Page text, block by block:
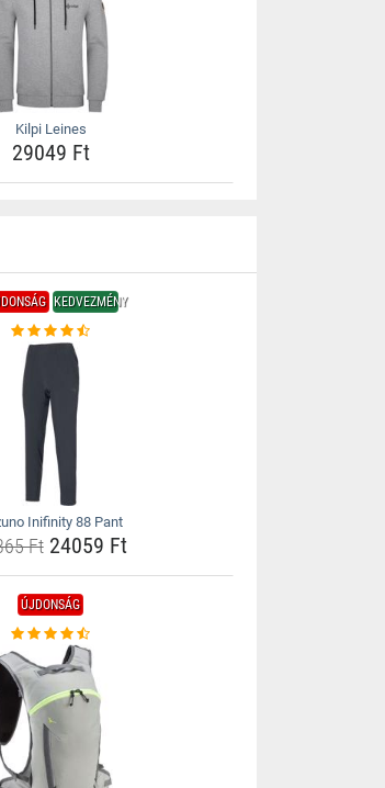
Kilpi Leines
29049 Ft
KEDVEZMÉNY
Inifinity 88 Pant
Ft24059 Ft
ÚJDONSÁG